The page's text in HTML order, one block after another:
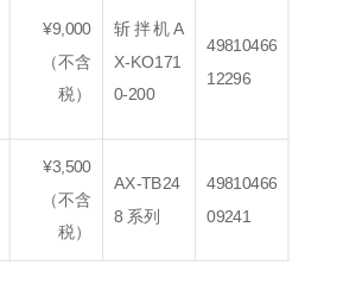
¥9,000
（不含
税）
斩拌机A
X-KO171
0-200
49810466
12296
¥3,500
（不含
税）
AX-TB24
8 系列
49810466
09241